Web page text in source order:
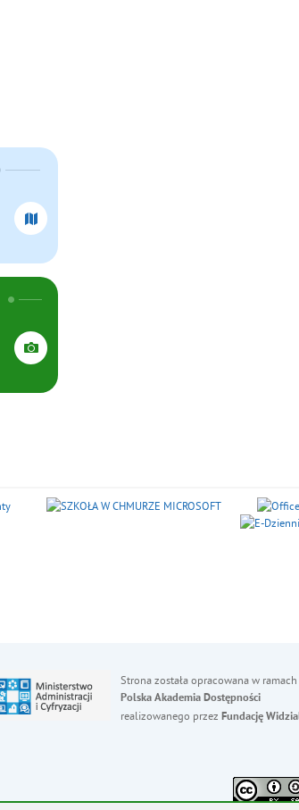
Strona została opracowana w
Polska Akademia Dostępności
realizowanego przez Fundację